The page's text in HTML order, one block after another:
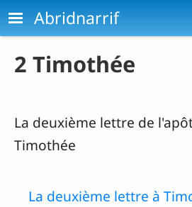
Aller au contenu principal
Abridnarrif
2 Timothée
La deuxième lettre de
Timothée
La deuxième lettre à